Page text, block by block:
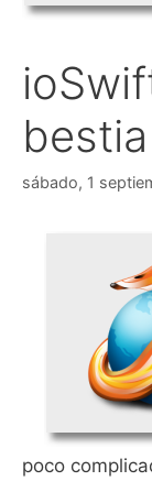
bestia
sábado, 1
poco